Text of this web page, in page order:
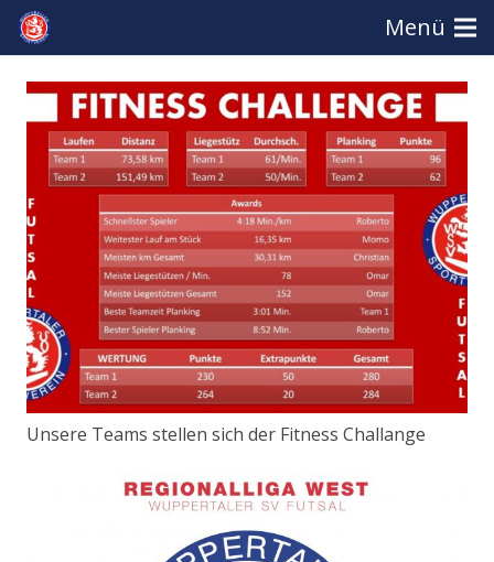
Menü
Unsere Teams stellen sich der Fitness Challange